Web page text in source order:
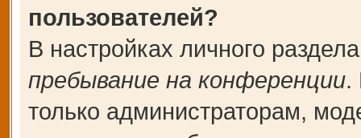
пользователей?
В настройках личного
пребывание на конференции.
только администраторам,